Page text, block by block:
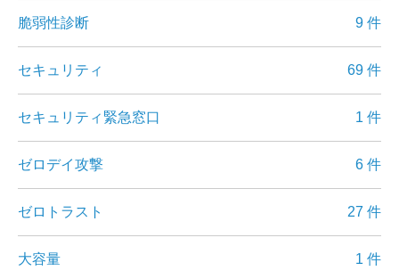
脆弱性診断 9 件
セキュリティ 69 件
セキュリティ緊急窓口 1 件
ゼロデイ攻撃 6 件
ゼロトラスト 27 件
大容量 1 件